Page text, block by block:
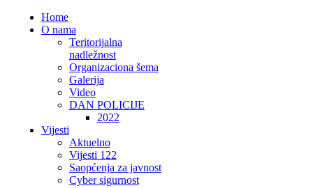
Home
O nama
Teritorijalna
nadležnost
Organizaciona šema
Galerija
Video
DAN POLICIJE
2022
Vijesti
Aktuelno
Vijesti 122
Saopćenja za javnost
Cyber sigurnost